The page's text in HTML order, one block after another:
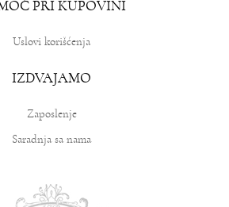
PRI KUPOVINI
Uslovi korišćenja
IZDVAJAMO
Zaposlenje
Saradnja sa nama